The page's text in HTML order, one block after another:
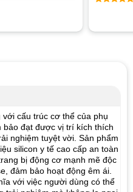
5 sao
cấu trúc cơ thể của phụ
bảo đạt được vị trí kích thích
nghiệm tuyệt vời. Sản phẩm
silicon y tế cao cấp an toàn
bị động cơ mạnh mẽ độc
đảm bảo hoạt động êm ái.
với việc người dùng có thể